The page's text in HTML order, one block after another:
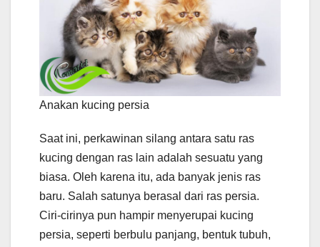
Anakan kucing persia
Saat ini, perkawinan silang antara satu ras
kucing dengan ras lain adalah sesuatu yang
biasa. Oleh karena itu, ada banyak jenis ras
baru. Salah satunya berasal dari ras persia.
Ciri-cirinya pun hampir menyerupai kucing
persia, seperti berbulu panjang, bentuk tubuh,